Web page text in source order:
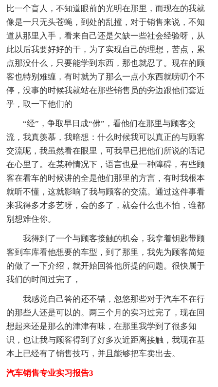
比一个盲人，不知道眼前的光明在那里，而现在的我就
像是一只无头苍蝇，到处的乱撞，对于销售来说，不知
道从那里入手，看来自己还是欠缺一些社会经验呀，从
此以后我要好好的干，为了实现自己的理想，苦点，累
点那没什么，只要能学到东西，那也就忍了。现在的顾
客也特别难缠，有时就为了那么一点小东西就唠叨个不
停，没事的时候我就站在那些销售员的旁边跟他们套近
乎，取一下他们的
“经”，争取早日成“佛”，看他们在那里与顾客交
流，我真羡慕，我暗想：什么时候我可以真正的与顾客
交流呢，我虽然看在眼里，可我早已把他们所说的话记
在心里了。在某种情况下，语言也是一种障碍，有些顾
客在看车的时候讲的全是他们那里的方言，有时我根本
就听不懂，这就影响了我与顾客的交流。通过这件事看
来我得多才多艺呀，会的多了，就会什么也不怕，谁都
别想难住你。
我得到了一个与顾客接触的机会，我拿着钥匙带顾
客到车库看他想要的车型，到了那里，我先为顾客简短
的做了一下介绍，就开始回答他所提的问题。很快属于
我们的时间过完了，
我感觉自己答的还不错，忽悠那些对于汽车不在行
的那些人还是可以的。两三个月的实习过完了，现在回
想起来还是那么的津津有味，在那里我学到了很多知
识，也让我与顾客得到了好多次近距离接触，我现在基
本上已经有了销售技巧，并且能够把车卖出去。
汽车销售专业实习报告3